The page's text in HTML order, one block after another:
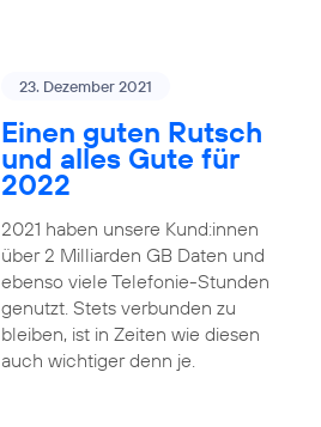
23. Dezember 2021
Einen guten Rutsch
und alles Gute für
2022
2021 haben unsere Kund:innen
über 2 Milliarden GB Daten und
ebenso viele Telefonie-Stunden
genutzt. Stets verbunden zu
bleiben, ist in Zeiten wie diesen
auch wichtiger denn je.